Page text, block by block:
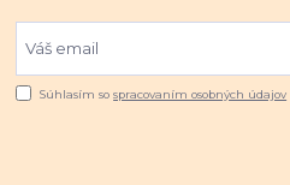
Súhlasím sospracovaním osobných údajov